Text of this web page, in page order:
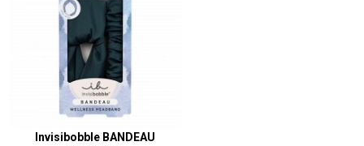
Invisibobble BANDEAU